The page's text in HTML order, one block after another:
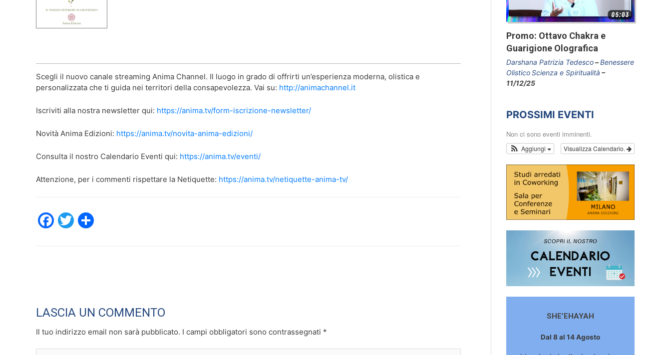
Scegli il nuovo canale streaming Anima Channel. Il luogo in grado di offrirti un’esperienza moderna, olistica e
personalizzata che ti guida nei territori della consapevolezza. Vai su: http://animachannel.it
Iscriviti alla nostra newsletter qui: https://anima.tv/form-iscrizione-newsletter/
Novità Anima Edizioni: https://anima.tv/novita-anima-edizioni/
Consulta il nostro Calendario Eventi qui: https://anima.tv/eventi/
Attenzione, per i commenti rispettare la Netiquette: https://anima.tv/netiquette-anima-tv/
F
o
k
T
LASCIA UN COMMENTO
Il tuo indirizzo email non sarà pubblicato. I campi obbligatori sono contrassegnati *
Promo: Ottavo Chakra e
Guarigione Olografica
Darshana Patrizia Tedesco
Benessere
OlisticoScienza e Spiritualità
11/12/25
PROSSIMI EVENTI
Non ci sono eventi imminenti.
Visualizza Calendario.
Aggiungi
SHE’EHAYAH
Dal 8 al 14 Agosto